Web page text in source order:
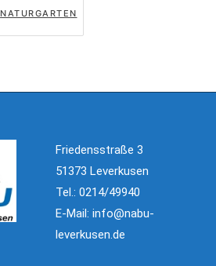
NATURGARTEN
Friedensstraße 3
51373 Leverkusen
Tel.: 0214/49940
E-Mail:info@nabu-
leverkusen.de